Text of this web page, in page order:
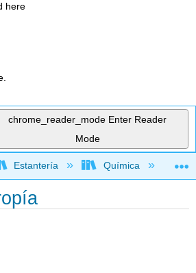
here
chrome_reader_mode Enter Reader
Mode
jerarquía global
Estantería Química